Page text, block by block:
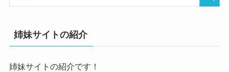
姉妹サイトの紹介
姉妹サイトの紹介です！